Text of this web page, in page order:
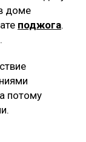
доме
поджога.
потому